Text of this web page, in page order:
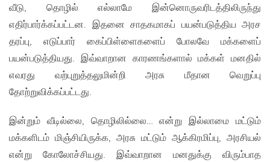
வீடு, தொழில் எல்லாமே இன்னொருவரிடத்திலிருந்து
எதிர்பார்க்கப்பட்டன. இதனை சாதகமாகப் பயன்படுத்திய அரச
தரப்பு, எடுப்பார் கைப்பிள்ளைகளைப் போலவே மக்களைப்
பயன்படுத்தியது. இவ்வாறான காரணங்களால் மக்கள் மனதில்
எவரது வற்புறுத்தலுமின்றி அரசு மீதான வெறுப்பு
தோற்றுவிக்கப்பட்டது.
இன்றும் வீடில்லை, தொழிலில்லை… என்று இல்லாமை மட்டும்
மக்களிடம் மிஞ்சியிருக்க, அரசு மட்டும் ஆக்கிரமிப்பு, அரசியல்
என்று கோலோச்சியது. இவ்வாறான மனதுக்கு விரும்பாத